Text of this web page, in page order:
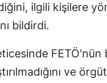
ilgili kişilere
bildirdi.
FETÖ'nün
ve